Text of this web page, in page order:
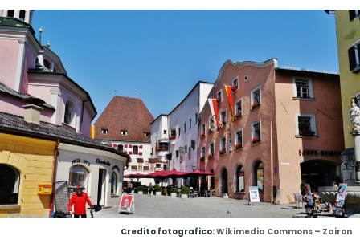
Credito fotografico:Wikimedia Commons – Zairon